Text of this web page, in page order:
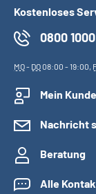
Kostenloses
0800
MO- DO08:00 - 19:00,
Mein
Nachricht
Beratung
Alle